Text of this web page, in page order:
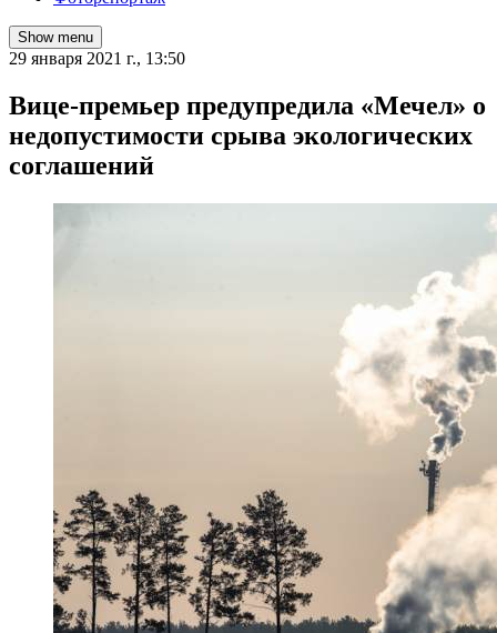
Show menu
29 января 2021 г., 13:50
​Вице-премьер предупредила «Мечел» о
недопустимости срыва экологических
соглашений